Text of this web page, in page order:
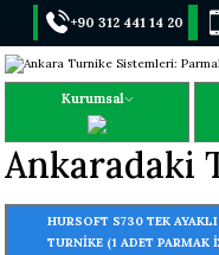
+90 312 441 14 20
Kurumsal
Ankaradaki
HURSOFT S730 TEK AYAKLI
TURNİKE (1 ADET PARMAK